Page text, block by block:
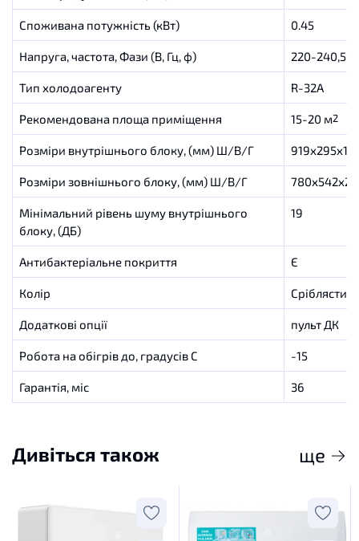
Споживана потужність (кВт) 0.45
Напруга, частота, Фази (В, Гц, ф) 220-240,50,1
Тип холодоагенту R-32A
Рекомендована площа приміщення 15-20 м2
Розміри внутрішнього блоку, (мм) Ш/В/Г
Розміри зовнішнього блоку, (мм) Ш/В/Г
Мінімальний рівень шуму внутрішнього
блоку, (ДБ)
19
Антибактеріальне покриття Є
Колір Сріблястий
Додаткові опції пульт ДК
Робота на обігрів до, градусів C -15
Гарантія, міс 36
Дивіться також ще